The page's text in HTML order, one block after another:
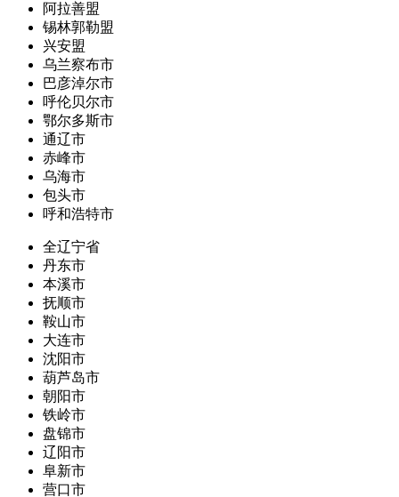
阿拉善盟
锡林郭勒盟
兴安盟
乌兰察布市
巴彦淖尔市
呼伦贝尔市
鄂尔多斯市
通辽市
赤峰市
乌海市
包头市
呼和浩特市
全辽宁省
丹东市
本溪市
抚顺市
鞍山市
大连市
沈阳市
葫芦岛市
朝阳市
铁岭市
盘锦市
辽阳市
阜新市
营口市